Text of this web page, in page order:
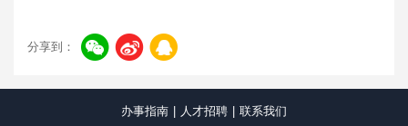
分享到：
办事指南 | 人才招聘 | 联系我们